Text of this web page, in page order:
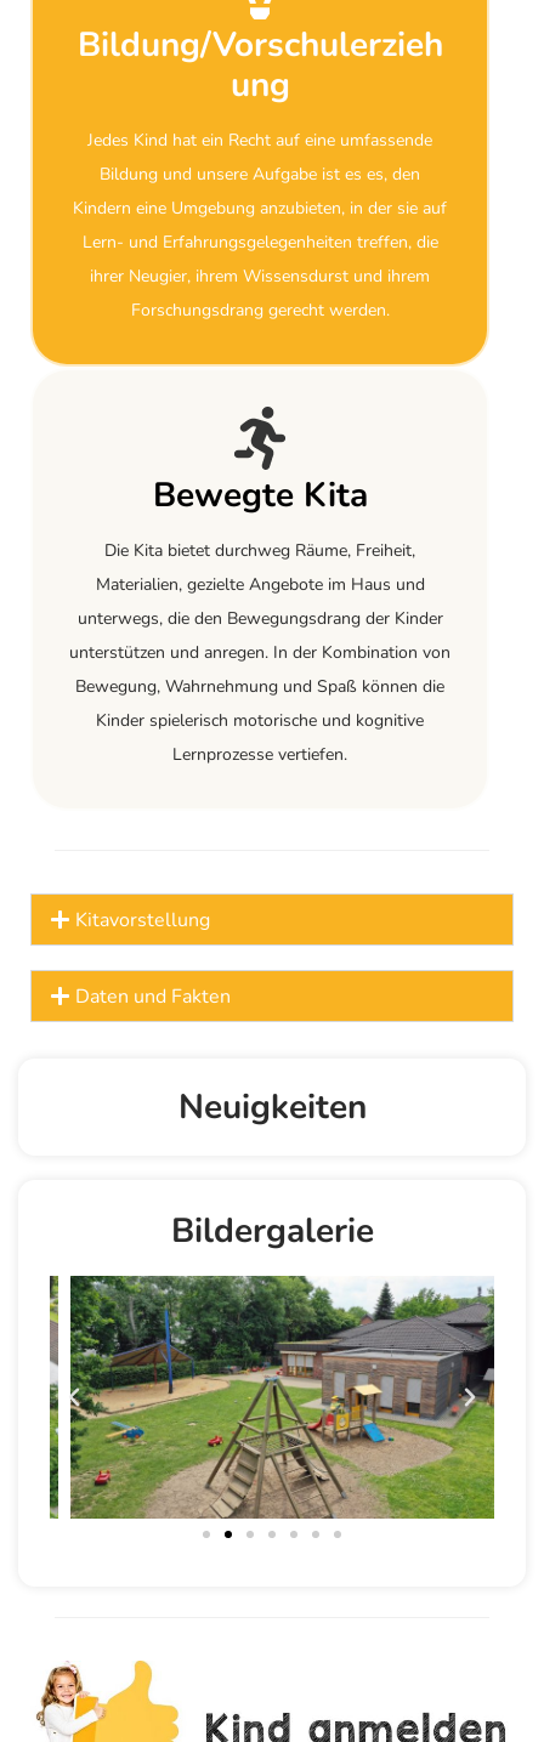
Bildung/Vorschulerzieh
ung
Jedes Kind hat ein Recht auf eine umfassende
Bildung und unsere Aufgabe ist es es, den
Kindern eine Umgebung anzubieten, in der sie auf
Lern- und Erfahrungsgelegenheiten treffen, die
ihrer Neugier, ihrem Wissensdurst und ihrem
Forschungsdrang gerecht werden.
Bewegte Kita
Die Kita bietet durchweg Räume, Freiheit,
Materialien, gezielte Angebote im Haus und
unterwegs, die den Bewegungsdrang der Kinder
unterstützen und anregen. In der Kombination von
Bewegung, Wahrnehmung und Spaß können die
Kinder spielerisch motorische und kognitive
Lernprozesse vertiefen.
Kitavorstellung
Daten und Fakten
Neuigkeiten
Bildergalerie